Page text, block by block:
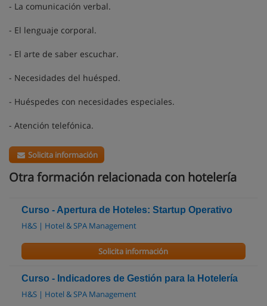
- La comunicación verbal.
- El lenguaje corporal.
- El arte de saber escuchar.
- Necesidades del huésped.
- Huéspedes con necesidades especiales.
- Atención telefónica.
Solicita información
Otra formación relacionada con hotelería
Curso - Apertura de Hoteles: Startup Operativo
H&S | Hotel & SPA Management
Solicita información
Curso - Indicadores de Gestión para la Hotelería
H&S | Hotel & SPA Management